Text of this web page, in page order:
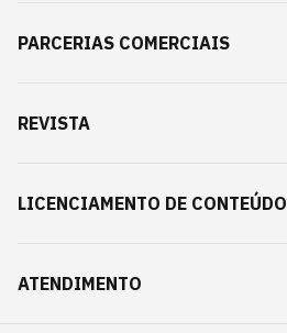
PARCERIAS COMERCIAIS
REVISTA
LICENCIAMENTO DE CONTEÚDO
ATENDIMENTO